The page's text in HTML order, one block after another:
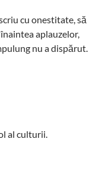
cu onestitate, să
aplauzelor,
nu a dispărut.
al culturii.